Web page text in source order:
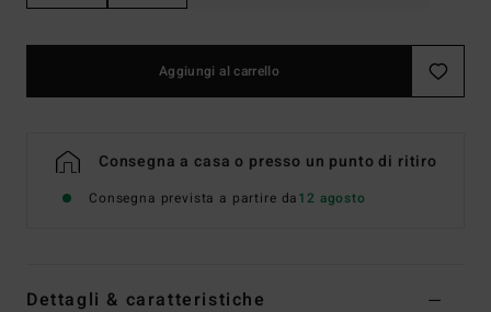
Aggiungi al carrello
Consegna a casa o presso un punto di ritiro
Consegna prevista a partire da12 agosto
Dettagli & caratteristiche